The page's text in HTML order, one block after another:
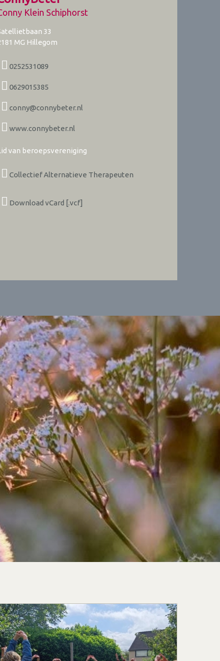
Klein Schiphorst
33
MG Hillegom
0252531089
0629015385
conny@connybeter.nl
www.connybeter.nl
van beroepsvereniging
Collectief Alternatieve Therapeuten
Download vCard [.vcf]